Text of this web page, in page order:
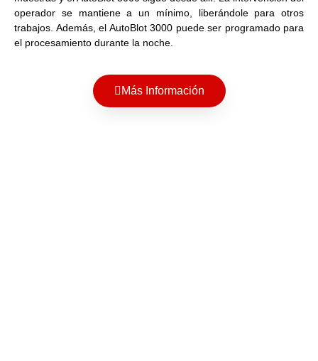
operador se mantiene a un mínimo, liberándole para otros
trabajos. Además, el AutoBlot 3000 puede ser programado para
el procesamiento durante la noche.
Más Información